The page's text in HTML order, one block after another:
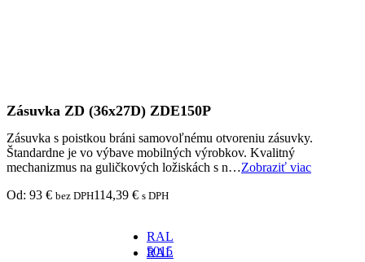
Zásuvka ZD (36x27D) ZDE150P
Zásuvka s poistkou bráni samovoľnému otvoreniu zásuvky.
Štandardne je vo výbave mobilných výrobkov. Kvalitný
mechanizmus na guličkových ložiskách s n…Zobraziť viac
Od: 93 € bez DPH114,39 € s DPH
RAL
5015
RAL